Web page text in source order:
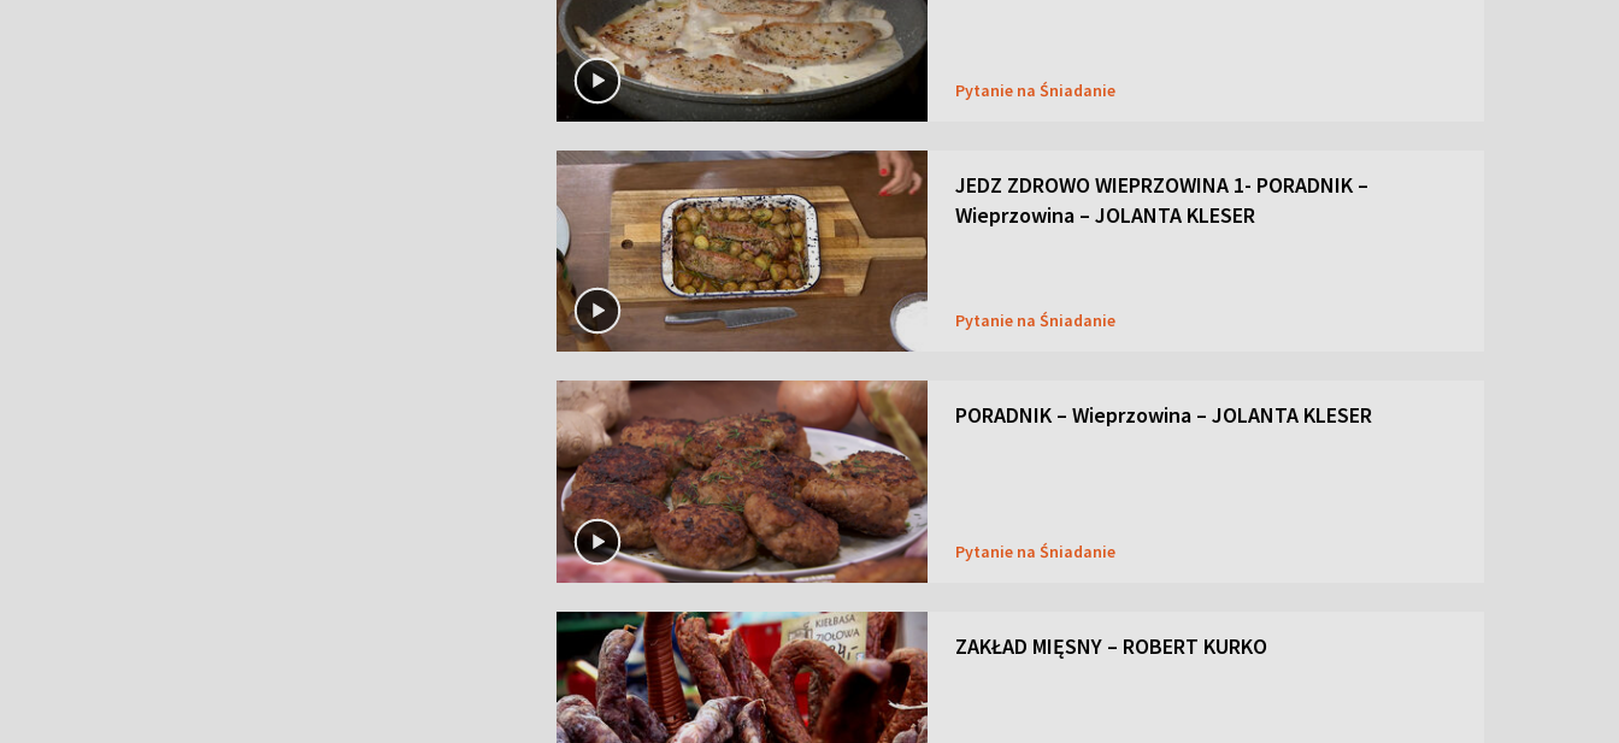
Pytanie na Śniadanie
JEDZ ZDROWO WIEPRZOWINA 1- PORADNIK –
Wieprzowina – JOLANTA KLESER
Pytanie na Śniadanie
PORADNIK – Wieprzowina – JOLANTA KLESER
Pytanie na Śniadanie
ZAKŁAD MIĘSNY – ROBERT KURKO